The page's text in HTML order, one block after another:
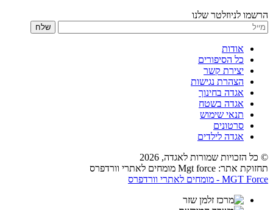
הרשמו לניוזלטר שלנו
שלח
אודות
כל הסיפורים
יצירת קשר
הצהרת נגישות
אגדה בחינוך
אגדה בשטח
תנאי שימוש
סרטונים
אגדה לילדים
© כל הזכויות שמורות לאגדה, 2026
תחזוקת אתר: Mgt force מומחים לאתרי וורדפרס
MGT Force - מומחים לאתרי וורדפרס